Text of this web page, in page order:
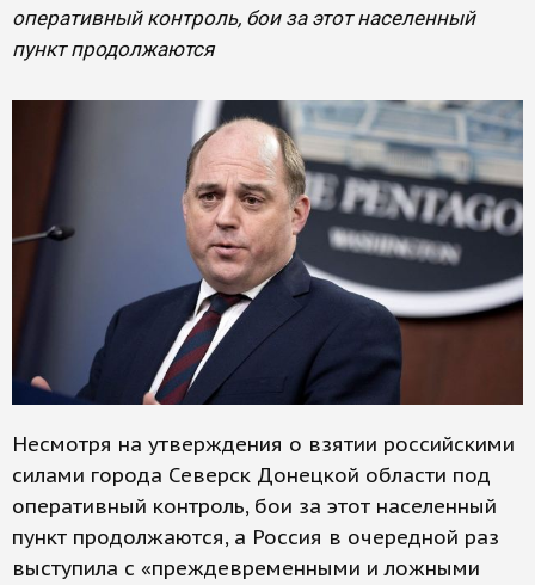
оперативный контроль, бои за этот населенный
пункт продолжаются
Несмотря на утверждения о взятии российскими
силами города Северск Донецкой области под
оперативный контроль, бои за этот населенный
пункт продолжаются, а Россия в очередной раз
выступила с «преждевременными и ложными